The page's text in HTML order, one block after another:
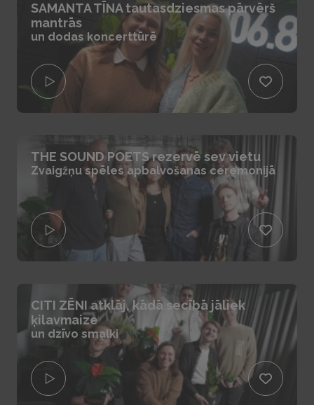
SAMANTA TĪNA tautasdziesmas pārvērš
mantrās
un dodas koncerttūrē
THE SOUND POETS rezervē sev vietu
Zvaigžņu spēles apbalvošanas ceremonijā
CITI ZĒNI atklāj, kādā secībā jāliek
ķilavmaize
un dzīvo smalki